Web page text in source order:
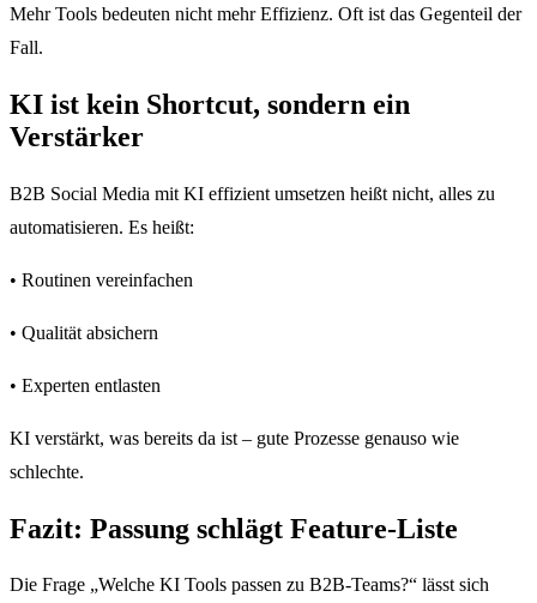
Mehr Tools bedeuten nicht mehr Effizienz. Oft ist das Gegenteil der
Fall.
KI ist kein Shortcut, sondern ein
Verstärker
B2B Social Media mit KI effizient umsetzen heißt nicht, alles zu
automatisieren. Es heißt:
• Routinen vereinfachen
• Qualität absichern
• Experten entlasten
KI verstärkt, was bereits da ist – gute Prozesse genauso wie
schlechte.
Fazit: Passung schlägt Feature-Liste
Die Frage „Welche KI Tools passen zu B2B-Teams?“ lässt sich